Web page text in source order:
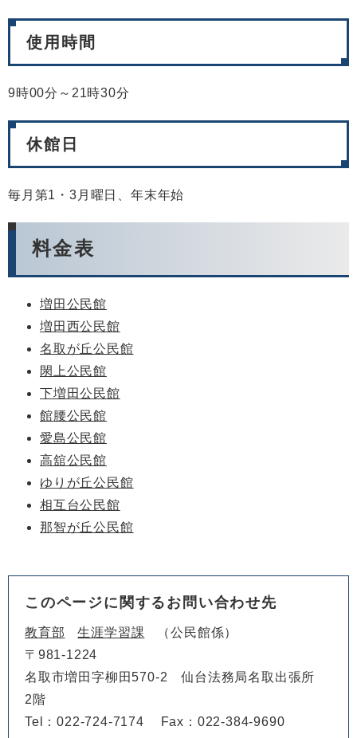
使用時間
9時00分～21時30分
休館日
毎月第1・3月曜日、年末年始
料金表
増田公民館
増田西公民館
名取が丘公民館
閖上公民館
下増田公民館
館腰公民館
愛島公民館
高舘公民館
ゆりが丘公民館
相互台公民館
那智が丘公民館
このページに関するお問い合わせ先
教育部 生涯学習課
公民館係
〒981-1224
名取市増田字柳田570-2 仙台法務局名取出張所
2階
Tel：022-724-7174
Fax：022-384-9690